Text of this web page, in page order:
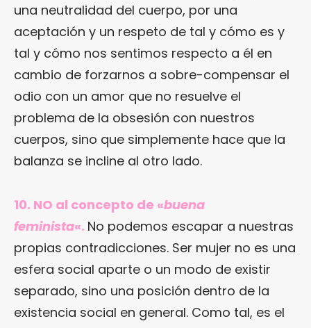
una neutralidad del cuerpo, por una
aceptación y un respeto de tal y cómo es y
tal y cómo nos sentimos respecto a él en
cambio de forzarnos a sobre-compensar el
odio con un amor que no resuelve el
problema de la obsesión con nuestros
cuerpos, sino que simplemente hace que la
balanza se incline al otro lado.
10. NO al concepto de «buena
feminista«. No podemos escapar a nuestras
propias contradicciones. Ser mujer no es una
esfera social aparte o un modo de existir
separado, sino una posición dentro de la
existencia social en general. Como tal, es el